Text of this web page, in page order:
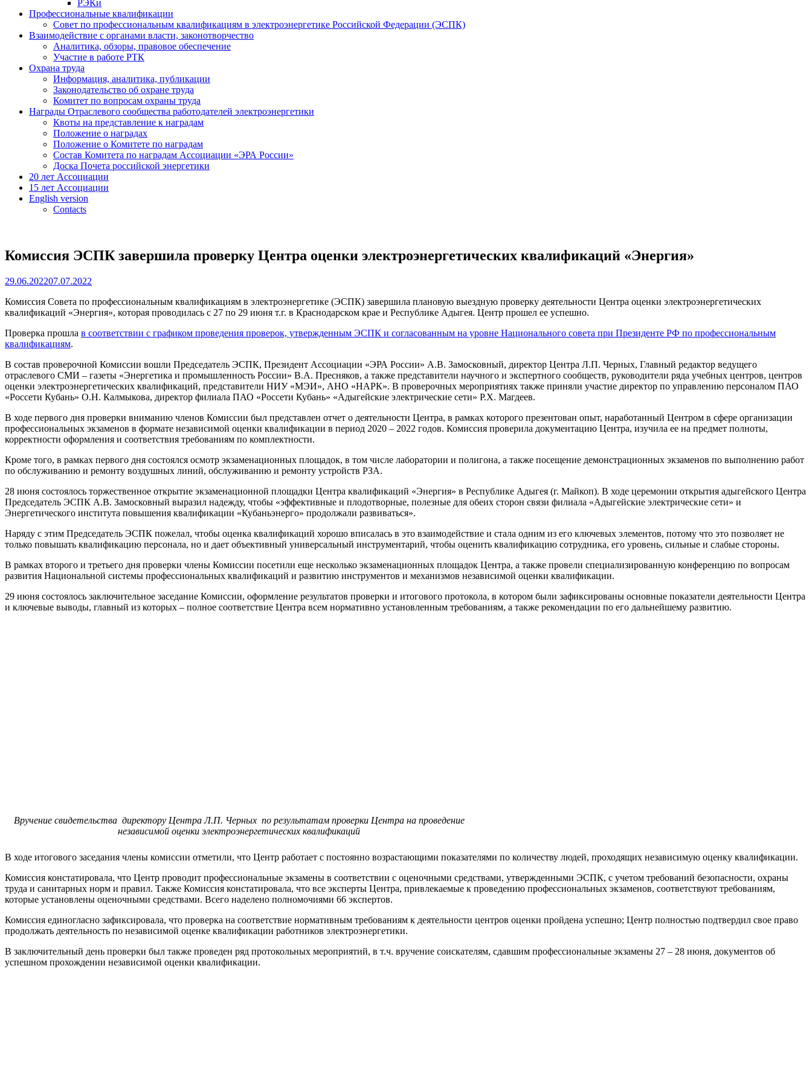
РЭКи
Профессиональные квалификации
Совет по профессиональным квалификациям в электроэнергетике Российской Федерации (ЭСПК)
Взаимодействие с органами власти, законотворчество
Аналитика, обзоры, правовое обеспечение
Участие в работе РТК
Охрана труда
Информация, аналитика, публикации
Законодательство об охране труда
Комитет по вопросам охраны труда
Награды Отраслевого сообщества работодателей электроэнергетики
Квоты на представление к наградам
Положение о наградах
Положение о Комитете по наградам
Состав Комитета по наградам Ассоциации «ЭРА России»
Доска Почета российской энергетики
20 лет Ассоциации
15 лет Ассоциации
English version
Contacts
Комиссия ЭСПК завершила проверку Центра оценки электроэнергетических квалификаций «Энергия»
29.06.202207.07.2022
Комиссия Совета по профессиональным квалификациям в электроэнергетике (ЭСПК) завершила плановую выездную проверку деятельности Центра оценки электроэнергетических
квалификаций «Энергия», которая проводилась с 27 по 29 июня т.г. в Краснодарском крае и Республике Адыгея. Центр прошел ее успешно.
Проверка прошла в соответствии с графиком проведения проверок, утвержденным ЭСПК и согласованным на уровне Национального совета при Президенте РФ по профессиональным
квалификациям.
В состав проверочной Комиссии вошли Председатель ЭСПК, Президент Ассоциации​ «ЭРА России» А.В. Замосковный, директор Центра Л.П. Черных, Главный редактор ведущего
отраслевого СМИ – газеты «Энергетика и промышленность России» В.А. Пресняков, а также представители научного и экспертного сообществ, руководители ряда учебных центров, центров
оценки электроэнергетических квалификаций, представители НИУ «МЭИ», АНО «НАРК». В проверочных мероприятиях также приняли участие директор по управлению персоналом ПАО
«Россети Кубань» О.Н. Калмыкова, директор филиала ПАО «Россети Кубань» «Адыгейские электрические сети» Р.Х. Магдеев.
В ходе первого дня проверки вниманию членов Комиссии был представлен отчет о деятельности Центра, в рамках которого презентован опыт, наработанный Центром в сфере организации
профессиональных экзаменов в формате независимой оценки квалификации в период 2020 – 2022 годов. Комиссия проверила документацию Центра, изучила ее на предмет полноты,
корректности оформления и соответствия требованиям по комплектности.
Кроме того, в рамках первого дня состоялся осмотр экзаменационных площадок, в том числе лаборатории и полигона, а также посещение демонстрационных экзаменов по выполнению работ
по обслуживанию и ремонту воздушных линий, обслуживанию и ремонту устройств РЗА.
28 июня состоялось торжественное открытие экзаменационной площадки Центра квалификаций «Энергия» в Республике Адыгея (г. Майкоп). В ходе церемонии открытия адыгейского Центра
Председатель ЭСПК А.В. Замосковный выразил надежду, чтобы «эффективные и плодотворные, полезные для обеих сторон​ связи филиала «Адыгейские электрические сети» и
Энергетического института повышения квалификации «Кубаньэнерго» продолжали развиваться».
Наряду с этим Председатель ЭСПК пожелал, чтобы оценка квалификаций хорошо вписалась в это взаимодействие и стала одним из его ключевых элементов, потому что это позволяет не
только повышать квалификацию персонала, но и дает объективный универсальный инструментарий, чтобы оценить квалификацию сотрудника, его уровень, сильные и слабые стороны.
В рамках второго и третьего дня проверки члены Комиссии посетили еще несколько экзаменационных площадок Центра, а также провели специализированную конференцию по вопросам
развития Национальной системы профессиональных квалификаций и развитию инструментов и механизмов независимой оценки квалификации.
​29 июня состоялось заключительное заседание Комиссии, оформление результатов проверки и итогового протокола, в котором были зафиксированы основные показатели деятельности Центра
и ключевые выводы, главный из которых – полное соответствие Центра всем нормативно установленным требованиям, а также рекомендации по его дальнейшему развитию.
Вручение свидетельства директору Центра Л.П. Черных по результатам проверки Центра на проведение
независимой оценки электроэнергетических квалификаций
В ходе итогового заседания члены комиссии отметили, что Центр работает с постоянно возрастающими показателями по количеству людей, проходящих независимую оценку квалификации.
​Комиссия констатировала, что Центр проводит профессиональные экзамены в соответствии с оценочными средствами, утвержденными ЭСПК, с учетом требований безопасности, охраны
труда и санитарных норм и правил. Также Комиссия констатировала, что все эксперты Центра, привлекаемые к проведению профессиональных экзаменов, соответствуют требованиям,
которые установлены оценочными средствами. Всего наделено полномочиями 66 экспертов.
​Комиссия единогласно зафиксировала, что проверка на соответствие нормативным требованиям к деятельности центров оценки пройдена успешно; Центр полностью подтвердил свое право
продолжать деятельность по независимой оценке квалификации работников электроэнергетики.
В заключительный день проверки был также проведен ряд протокольных мероприятий, в т.ч. вручение соискателям, сдавшим профессиональные экзамены 27 – 28 июня, документов об
успешном прохождении независимой оценки квалификации.